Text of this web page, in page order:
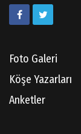
Foto Galeri
Köşe Yazarları
Anketler